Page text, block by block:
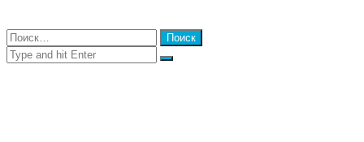
Close
Найти:
Close
Search